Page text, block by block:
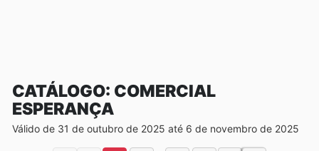
CATÁLOGO: COMERCIAL
ESPERANÇA
Válido de 31 de outubro de 2025 até 6 de novembro de 2025